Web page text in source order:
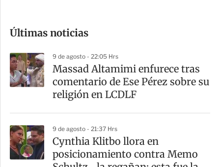
m
a
r
t
Últimas noticias
9 de agosto - 22:05 Hrs
Massad Altamimi enfurece tras
comentario de Ese Pérez sobre su
religión en LCDLF
9 de agosto - 21:37 Hrs
Cynthia Klitbo llora en
posicionamiento contra Memo